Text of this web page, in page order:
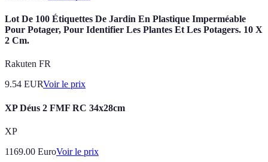
Lot De 100 Étiquettes De Jardin En Plastique Imperméable
Pour Potager, Pour Identifier Les Plantes Et Les Potagers. 10 X
2 Cm.
Rakuten FR
9.54 EURVoir le prix
XP Déus 2 FMF RC 34x28cm
XP
1169.00 EuroVoir le prix